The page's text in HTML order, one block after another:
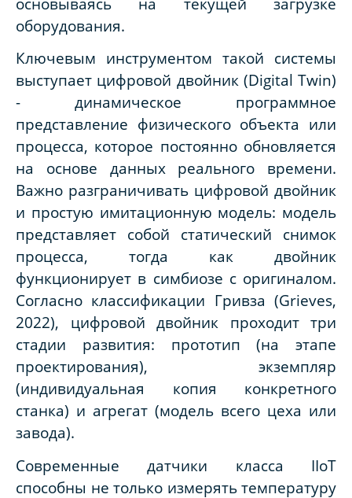
оборудования.
Ключевым инструментом такой системы
выступает цифровой двойник (Digital Twin)
- динамическое программное
представление физического объекта или
процесса, которое постоянно обновляется
на основе данных реального времени.
Важно разграничивать цифровой двойник
и простую имитационную модель: модель
представляет собой статический снимок
процесса, тогда как двойник
функционирует в симбиозе с оригиналом.
Согласно классификации Гривза (Grieves,
2022), цифровой двойник проходит три
стадии развития: прототип (на этапе
проектирования), экземпляр
(индивидуальная копия конкретного
станка) и агрегат (модель всего цеха или
завода).
Современные датчики класса IIoT
способны не только измерять температуру